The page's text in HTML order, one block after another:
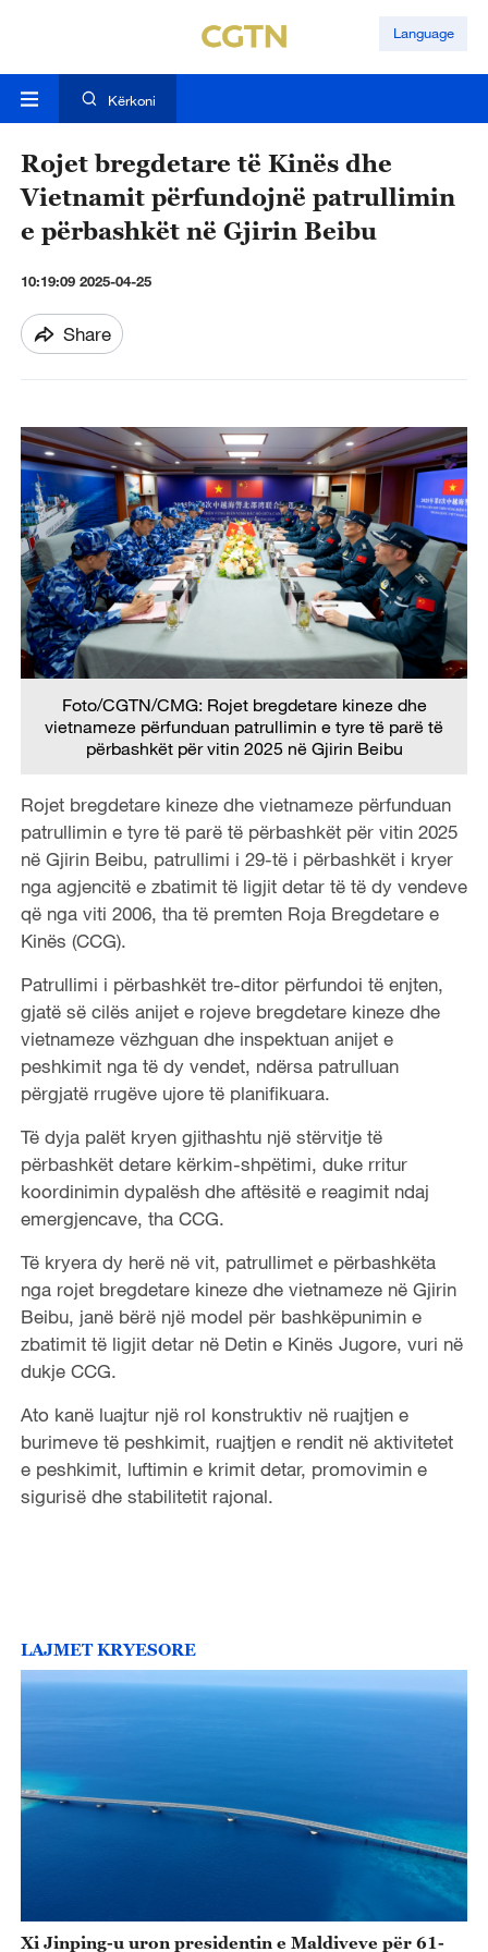
Language
Kërkoni
Rojet bregdetare të Kinës dhe
Vietnamit përfundojnë patrullimin
e përbashkët në Gjirin Beibu
10:19:09 2025-04-25
Share
Foto/CGTN/CMG: Rojet bregdetare kineze dhe
vietnameze përfunduan patrullimin e tyre të parë të
përbashkët për vitin 2025 në Gjirin Beibu
Rojet bregdetare kineze dhe vietnameze përfunduan
patrullimin e tyre të parë të përbashkët për vitin 2025
në Gjirin Beibu, patrullimi i 29-të i përbashkët i kryer
nga agjencitë e zbatimit të ligjit detar të të dy vendeve
që nga viti 2006, tha të premten Roja Bregdetare e
Kinës (CCG).
Patrullimi i përbashkët tre-ditor përfundoi të enjten,
gjatë së cilës anijet e rojeve bregdetare kineze dhe
vietnameze vëzhguan dhe inspektuan anijet e
peshkimit nga të dy vendet, ndërsa patrulluan
përgjatë rrugëve ujore të planifikuara.
Të dyja palët kryen gjithashtu një stërvitje të
përbashkët detare kërkim-shpëtimi, duke rritur
koordinimin dypalësh dhe aftësitë e reagimit ndaj
emergjencave, tha CCG.
Të kryera dy herë në vit, patrullimet e përbashkëta
nga rojet bregdetare kineze dhe vietnameze në Gjirin
Beibu, janë bërë një model për bashkëpunimin e
zbatimit të ligjit detar në Detin e Kinës Jugore, vuri në
dukje CCG.
Ato kanë luajtur një rol konstruktiv në ruajtjen e
burimeve të peshkimit, ruajtjen e rendit në aktivitetet
e peshkimit, luftimin e krimit detar, promovimin e
sigurisë dhe stabilitetit rajonal.
LAJMET KRYESORE
Xi Jinping-u uron presidentin e Maldiveve për 61-